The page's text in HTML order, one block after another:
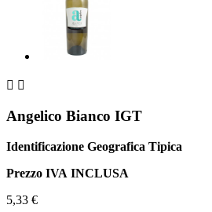
 
Angelico Bianco IGT
Identificazione Geografica Tipica
Prezzo IVA INCLUSA
5,33 €